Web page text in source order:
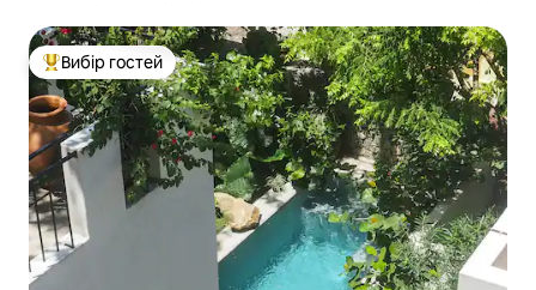
Топ вибір гостей
Вибір гостей